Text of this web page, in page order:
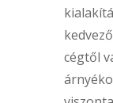
cégtől